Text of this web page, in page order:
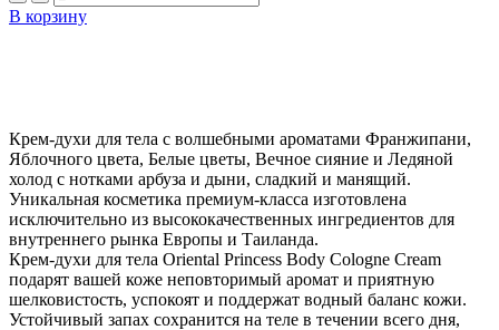
В корзину
Крем-духи для тела с волшебными ароматами Франжипани,
Яблочного цвета, Белые цветы, Вечное сияние и Ледяной
холод с нотками арбуза и дыни, сладкий и манящий.
Уникальная косметика премиум-класса изготовлена
исключительно из высококачественных ингредиентов для
внутреннего рынка Европы и Таиланда.
Крем-духи для тела Oriental Princess Body Cologne Cream
подарят вашей коже неповторимый аромат и приятную
шелковистость, успокоят и поддержат водный баланс кожи.
Устойчивый запах сохранится на теле в течении всего дня,